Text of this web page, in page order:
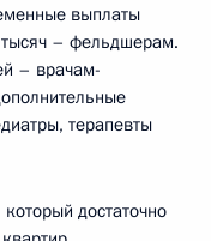
выплаты
– фельдшерам.
– врачам-
терапевты
достаточно